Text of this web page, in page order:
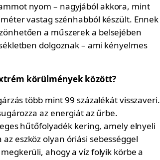
nyom – nagyjából akkora, mint
vastag szénhabból készült. Ennek
a műszerek a belsejében
dolgoznak – ami kényelmes
körülmények között?
több mint 99 százalékát visszaveri.
az energiát az űrbe.
hűtőfolyadék kering, amely elnyeli
eszköz olyan óriási sebességgel
ahogy a víz folyik körbe a